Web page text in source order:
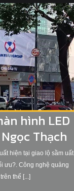
hình LED
Thạch
hiện tại giao lộ sầm uất
ưu?. Công nghệ quảng
thế [...]